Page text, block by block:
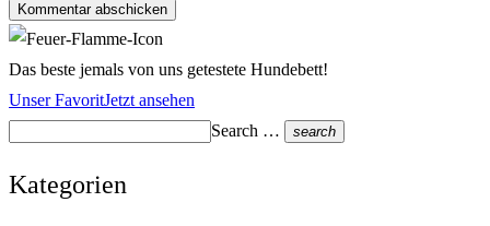
Kommentar abschicken
Das beste jemals von uns getestete Hundebett!
Unser FavoritJetzt ansehen
Search …
search
Kategorien